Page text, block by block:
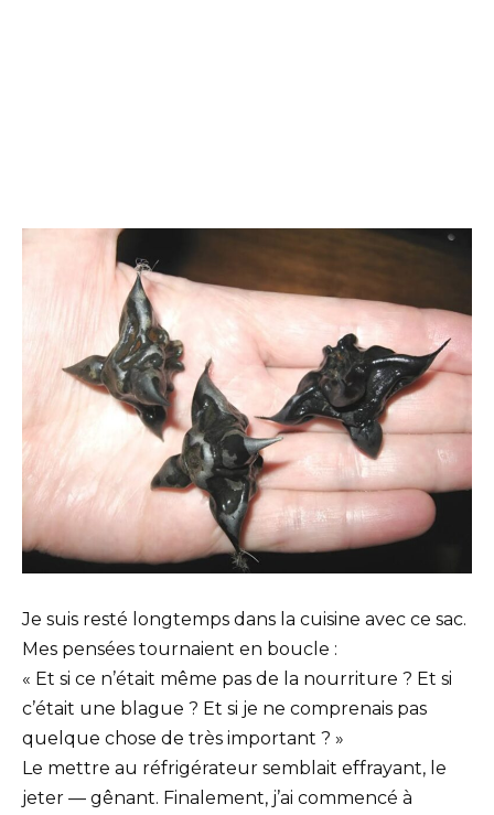
Je suis resté longtemps dans la cuisine avec ce sac.
Mes pensées tournaient en boucle :
« Et si ce n’était même pas de la nourriture ? Et si
c’était une blague ? Et si je ne comprenais pas
quelque chose de très important ? »
Le mettre au réfrigérateur semblait effrayant, le
jeter — gênant. Finalement, j’ai commencé à